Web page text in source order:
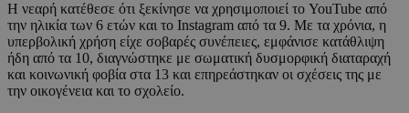
Η νεαρή κατέθεσε ότι ξεκίνησε να χρησιμοποιεί το YouTube από
την ηλικία των 6 ετών και το Instagram από τα 9. Με τα χρόνια, η
υπερβολική χρήση είχε σοβαρές συνέπειες, εμφάνισε κατάθλιψη
ήδη από τα 10, διαγνώστηκε με σωματική δυσμορφική διαταραχή
και κοινωνική φοβία στα 13 και επηρεάστηκαν οι σχέσεις της με
την οικογένεια και το σχολείο.